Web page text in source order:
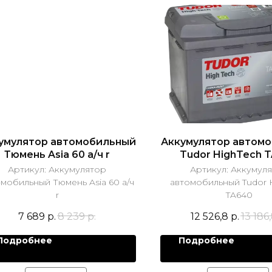
автомобильный
Тюмень Asia 60 а/ч r
Артикул: Аккумулятор
Тюмень Asia 60 а/ч
r
7 689 р. 8 239 р.
Аккумулятор
Tudor HighTech
Артикул:
автомобильный Tudor
TA640
12 526,8 р.13
Подробнее